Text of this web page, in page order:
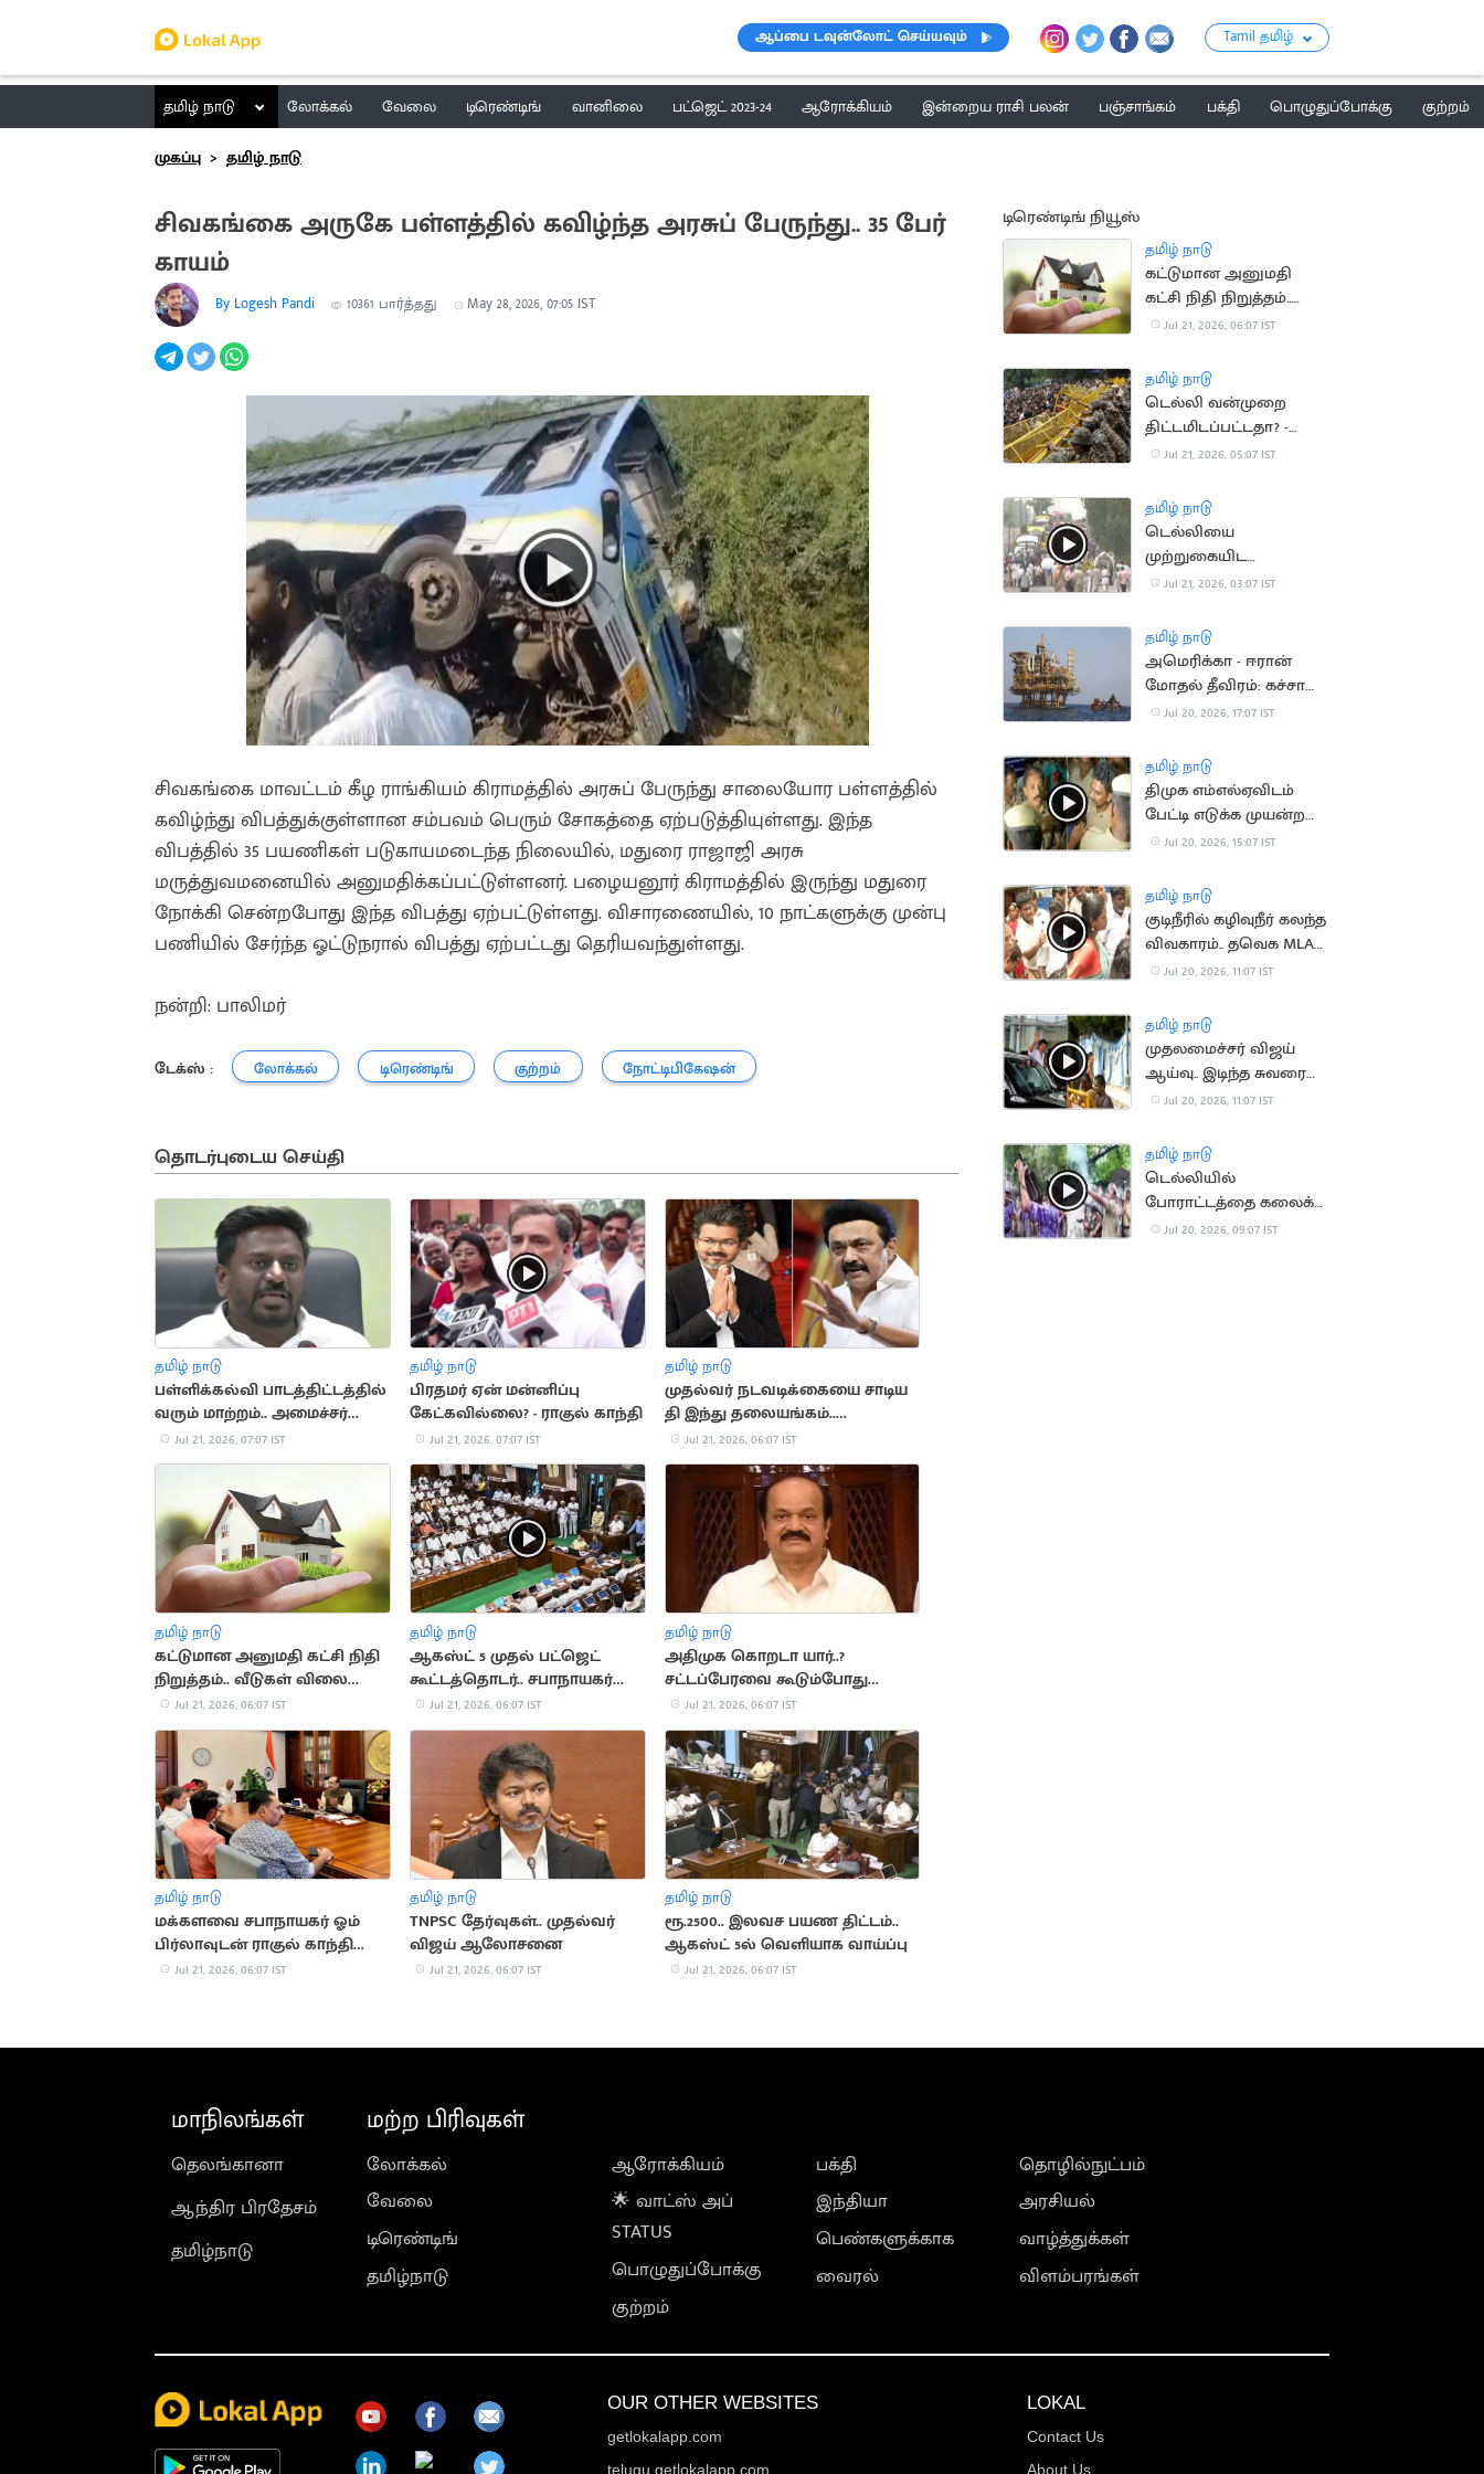
ஆப்பை டவுன்லோட் செய்யவும் Tamil தமிழ்
தமிழ் நாடு லோக்கல் வேலை டிரெண்டிங் வானிலை பட்ஜெட் 2023-24 ஆரோக்கியம் இன்றைய ராசி பலன் பஞ்சாங்கம் பக்தி பொழுதுப்போக்கு
குற்றம்
முகப்பு
தமிழ் நாடு
சிவகங்கை அருகே பள்ளத்தில் கவிழ்ந்த அரசுப் பேருந்து.. 35 பேர்
காயம்
By Logesh Pandi 10361 பார்த்தது May 28, 2026, 07:05 IST
சிவகங்கை மாவட்டம் கீழ ராங்கியம் கிராமத்தில் அரசுப் பேருந்து சாலையோர பள்ளத்தில்
கவிழ்ந்து விபத்துக்குள்ளான சம்பவம் பெரும் சோகத்தை ஏற்படுத்தியுள்ளது. இந்த
விபத்தில் 35 பயணிகள் படுகாயமடைந்த நிலையில், மதுரை ராஜாஜி அரசு
மருத்துவமனையில் அனுமதிக்கப்பட்டுள்ளனர். பழையனூர் கிராமத்தில் இருந்து மதுரை
நோக்கி சென்றபோது இந்த விபத்து ஏற்பட்டுள்ளது. விசாரணையில், 10 நாட்களுக்கு முன்பு
பணியில் சேர்ந்த ஓட்டுநரால் விபத்து ஏற்பட்டது தெரியவந்துள்ளது.
நன்றி: பாலிமர்
டேக்ஸ் : லோக்கல் டிரெண்டிங் குற்றம் நோட்டிபிகேஷன்
தொடர்புடைய செய்தி
தமிழ் நாடு
பள்ளிக்கல்வி பாடத்திட்டத்தில்
வரும் மாற்றம்.. அமைச்சர்
ராஜ்மோகன் ஆலோசனை
Jul 21, 2026, 07:07 IST
தமிழ் நாடு
பிரதமர் ஏன் மன்னிப்பு
கேட்கவில்லை? - ராகுல் காந்தி
Jul 21, 2026, 07:07 IST
தமிழ் நாடு
முதல்வர் நடவடிக்கையை சாடிய
தி இந்து தலையங்கம்..
மு.க.ஸ்டாலின்
Jul 21, 2026, 06:07 IST
தமிழ் நாடு
கட்டுமான அனுமதி கட்சி நிதி
நிறுத்தம்.. வீடுகள் விலை
குறைகிறது
Jul 21, 2026, 06:07 IST
தமிழ் நாடு
ஆகஸ்ட் 5 முதல் பட்ஜெட்
கூட்டத்தொடர்.. சபாநாயகர்
அறிவிப்பு
Jul 21, 2026, 06:07 IST
தமிழ் நாடு
அதிமுக கொறடா யார்..?
சட்டப்பேரவை கூடும்போது
அறிவிப்பு
Jul 21, 2026, 06:07 IST
தமிழ் நாடு
மக்களவை சபாநாயகர் ஓம்
பிர்லாவுடன் ராகுல் காந்தி
சந்திப்பு
Jul 21, 2026, 06:07 IST
தமிழ் நாடு
TNPSC தேர்வுகள்.. முதல்வர்
விஜய் ஆலோசனை
Jul 21, 2026, 06:07 IST
தமிழ் நாடு
ரூ.2500.. இலவச பயண திட்டம்..
ஆகஸ்ட் 5ல் வெளியாக வாய்ப்பு
Jul 21, 2026, 06:07 IST
டிரெண்டிங் நியூஸ்
தமிழ் நாடு
கட்டுமான அனுமதி
கட்சி நிதி நிறுத்தம்..
வீடுகள் விலை
Jul 21, 2026, 06:07 IST
தமிழ் நாடு
டெல்லி வன்முறை
திட்டமிடப்பட்டதா? -
விசாரணை தீவிரம்
Jul 21, 2026, 05:07 IST
தமிழ் நாடு
டெல்லியை
முற்றுகையிட
விவசாயிகள் ஆயத்தம்
Jul 21, 2026, 03:07 IST
தமிழ் நாடு
அமெரிக்கா - ஈரான்
மோதல் தீவிரம்: கச்சா
எண்ணெய் தட்டுப்பாடு
Jul 20, 2026, 17:07 IST
தமிழ் நாடு
திமுக எம்எல்ஏவிடம்
பேட்டி எடுக்க முயன்ற
செய்தியாளர்களுக்கு
Jul 20, 2026, 15:07 IST
தமிழ் நாடு
குடிநீரில் கழிவுநீர் கலந்த
விவகாரம்.. தவெக MLA
முன் நடந்த மோதல்
Jul 20, 2026, 11:07 IST
தமிழ் நாடு
முதலமைச்சர் விஜய்
ஆய்வு.. இடிந்த சுவரை
துணியால் மறைத்ததால்
Jul 20, 2026, 11:07 IST
தமிழ் நாடு
டெல்லியில்
போராட்டத்தை கலைக்க
கண்ணீர் புகைகுண்டு
Jul 20, 2026, 09:07 IST
மாநிலங்கள்
தெலங்கானா
ஆந்திர பிரதேசம்
தமிழ்நாடு
மற்ற பிரிவுகள்
லோக்கல்
வேலை
டிரெண்டிங்
தமிழ்நாடு
ஆரோக்கியம்
🌟 வாட்ஸ் அப்
STATUS
பொழுதுப்போக்கு
குற்றம்
பக்தி
இந்தியா
பெண்களுக்காக
வைரல்
தொழில்நுட்பம்
அரசியல்
வாழ்த்துக்கள்
விளம்பரங்கள்
OUR OTHER WEBSITES
getlokalapp.com
telugu.getlokalapp.com
LOKAL
Contact Us
About Us